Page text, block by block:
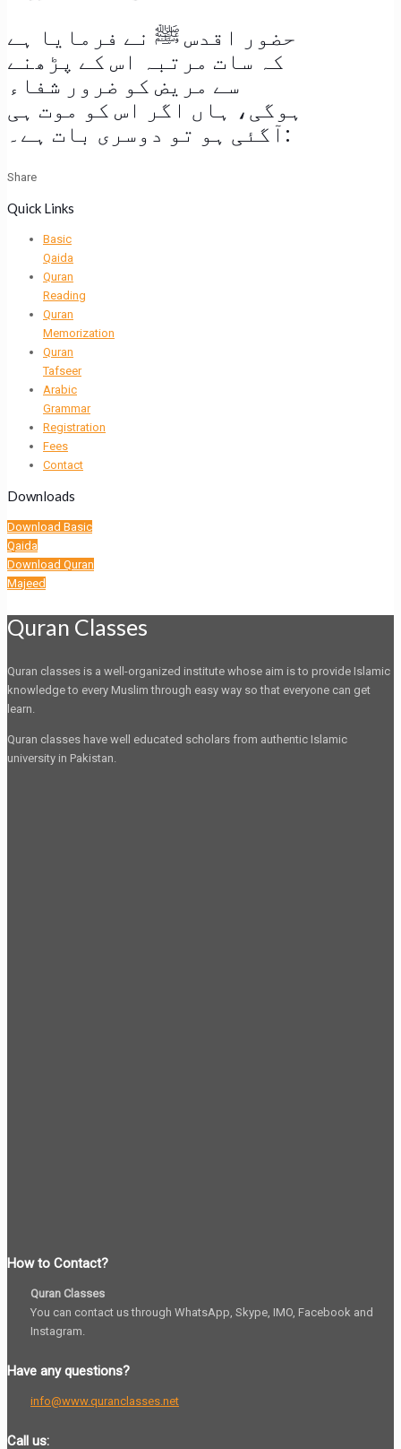
حضور اقدس ﷺ نے فرمایا ہے
کہ سات مرتبہ اس کے پڑھنے
سے مریض کو ضرور شفاء
ہوگی، ہاں اگر اس کو موت ہی
آگئی ہو تو دوسری بات ہے۔:
Share
Quick Links
Basic
Qaida
Quran
Reading
Quran
Memorization
Quran
Tafseer
Arabic
Grammar
Registration
Fees
Contact
Downloads
Download Basic
Qaida
Download Quran
Majeed
Quran Classes
Quran classes is a well-organized institute whose aim is to provide Islamic
knowledge to every Muslim through easy way so that everyone can get
learn.
Quran classes have well educated scholars from authentic Islamic
university in Pakistan.
How to Contact?
Quran Classes
You can contact us through WhatsApp, Skype, IMO, Facebook and
Instagram.
Have any questions?
info@www.quranclasses.net
Call us: